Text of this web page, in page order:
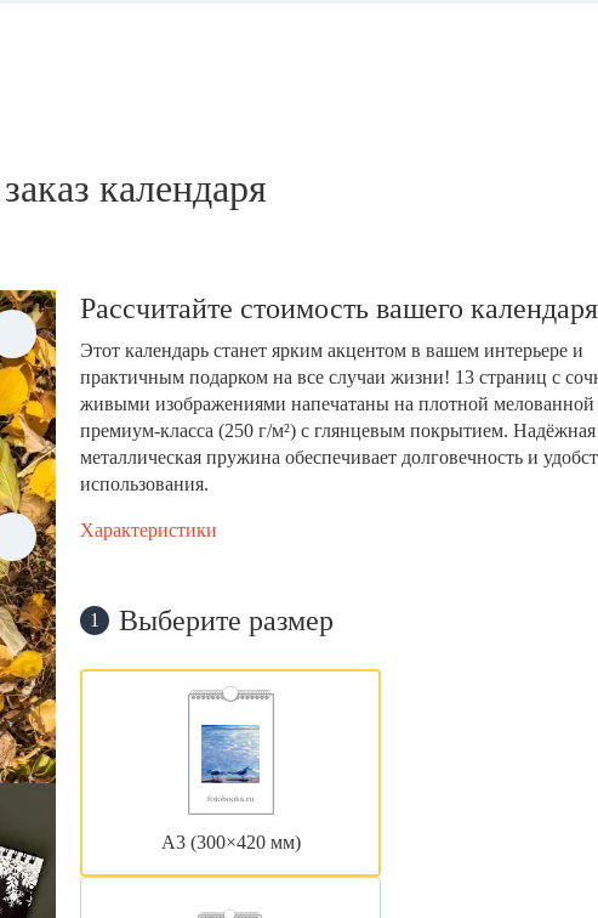
календаря
Рассчитайте стоимость вашего календаря
Этот календарь станет ярким акцентом в вашем интерьере и
практичным подарком на все случаи жизни! 13 страниц с
живыми изображениями напечатаны на плотной мелованной
премиум-класса (250 г/м²) с глянцевым покрытием. Надёжная
металлическая пружина обеспечивает долговечность и
использования.
Характеристики
1 Выберите размер
А3 (300×420 мм)